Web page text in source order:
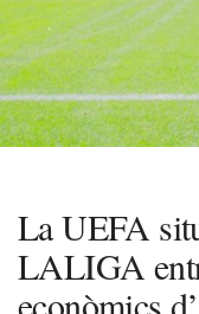
La UEFA
LALIGA